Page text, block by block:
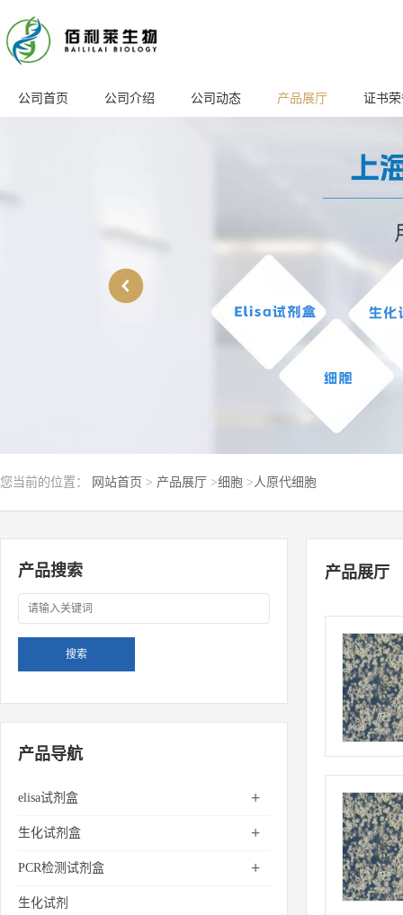
公司首页 公司介绍 公司动态 产品展厅 证书
您当前的位置： 网站首页 > 产品展厅 >细胞 >人原代细胞
产品搜索
产品导航
elisa试剂盒 +
生化试剂盒 +
PCR检测试剂盒 +
生化试剂
产品展厅